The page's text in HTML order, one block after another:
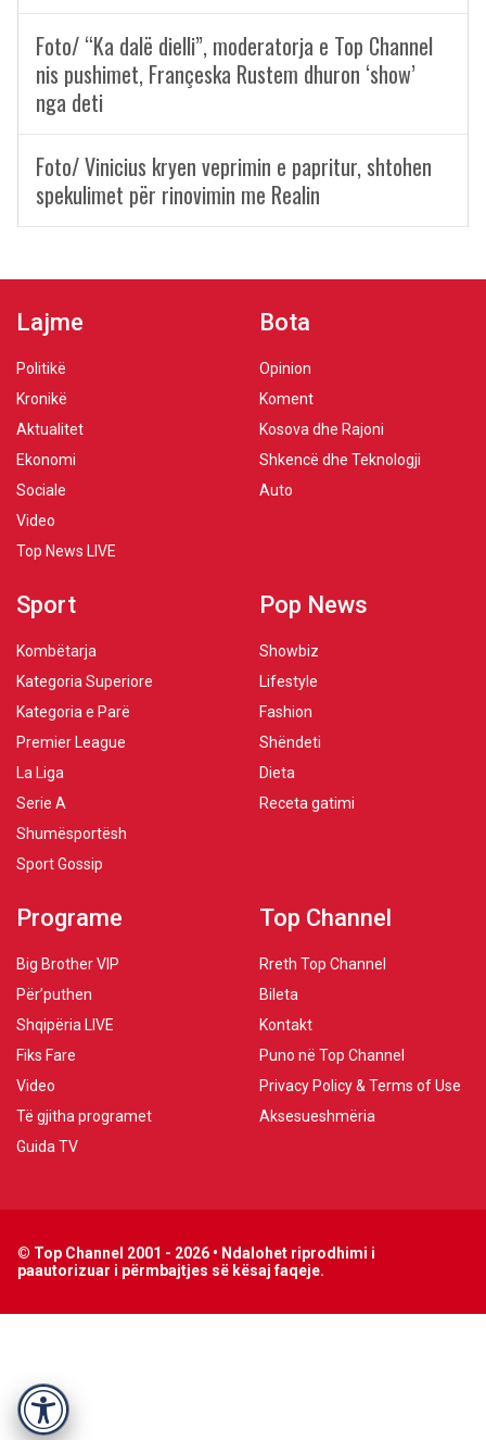
Foto/ “Ka dalë dielli”, moderatorja e Top Channel
nis pushimet, Françeska Rustem dhuron ‘show’
nga deti
Foto/ Vinicius kryen veprimin e papritur, shtohen
spekulimet për rinovimin me Realin
Lajme
Politikë
Kronikë
Aktualitet
Ekonomi
Sociale
Video
Top News LIVE
Bota
Opinion
Koment
Kosova dhe Rajoni
Shkencë dhe Teknologji
Auto
Sport
Kombëtarja
Kategoria Superiore
Kategoria e Parë
Premier League
La Liga
Serie A
Shumësportësh
Sport Gossip
Pop News
Showbiz
Lifestyle
Fashion
Shëndeti
Dieta
Receta gatimi
Programe
Big Brother VIP
Për’puthen
Shqipëria LIVE
Fiks Fare
Video
Të gjitha programet
Guida TV
Top Channel
Rreth Top Channel
Bileta
Kontakt
Puno në Top Channel
Privacy Policy & Terms of Use
Aksesueshmëria
© Top Channel 2001 - 2026 • Ndalohet riprodhimi i
paautorizuar i përmbajtjes së kësaj faqeje.